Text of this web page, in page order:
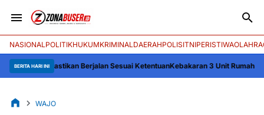
NASIONALPOLITIKHUKUMKRIMINALDAERAHPOLISITNIPERISTIWA
BERITA HARI INIBerjalan Sesuai KetentuanKebakaran 3 Unit Rumah Panggung di
WAJO